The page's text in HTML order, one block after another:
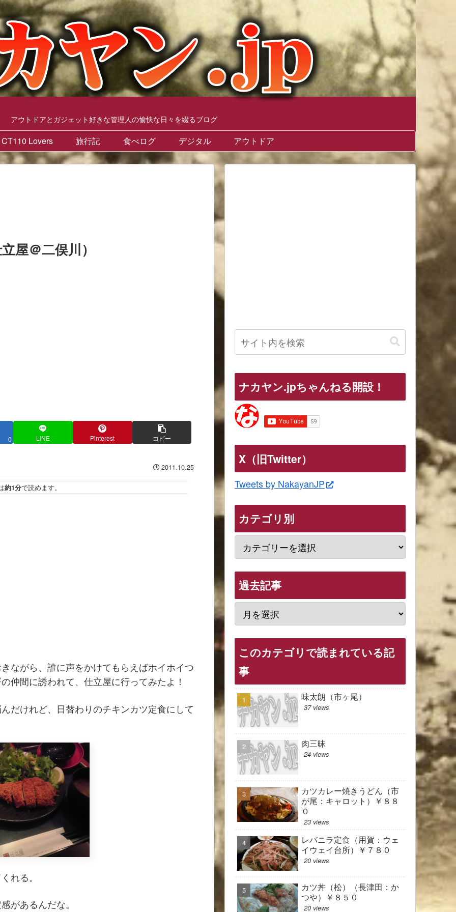
アウトドアとガジェット好きな管理人の愉快な日々を綴るブログ
CT110 Lovers 旅行記 食べログ デジタル アウトドア
屋＠二俣川）
0 LINE Pinterest コピー
2011.10.25
約1分で読めます。
ながら、誰に声をかけてもらえばホイホイつ
間に誘われて、仕立屋に行ってみたよ！
だけれど、日替わりのチキンカツ定食にして
れる。
があるんだな。
ナカヤン.jpちゃんねる開設！
X（旧Twitter）
Tweets by NakayanJP
カテゴリ別
過去記事
このカテゴリで読まれている記
事
味太朗（市ヶ尾）
37 views
肉三昧
24 views
カツカレー焼きうどん（市
が尾：キャロット）￥８８
０
23 views
レバニラ定食（用賀：ウェ
イウェイ台所）￥７８０
20 views
カツ丼（松）（長津田：か
つや）￥８５０
20 views